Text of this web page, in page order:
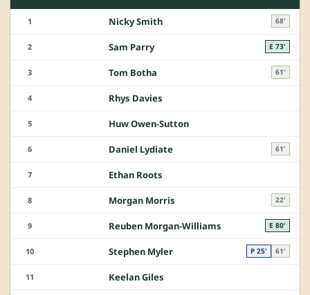
1 Nicky Smith 68'
2 Sam Parry E 73'
3 Tom Botha 61'
4 Rhys Davies
5 Huw Owen-Sutton
6 Daniel Lydiate 61'
7 Ethan Roots
8 Morgan Morris 22'
9 Reuben Morgan-Williams E 80'
10 Stephen Myler P 25' 61'
11 Keelan Giles